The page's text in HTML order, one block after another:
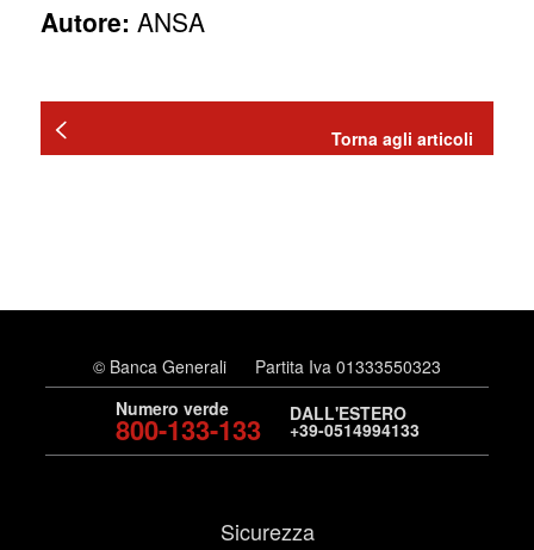
Autore: ANSA
Torna agli articoli
© Banca Generali
Partita Iva 01333550323
Numero verde
800-133-133 DALL'ESTERO
+39-0514994133
Sicurezza